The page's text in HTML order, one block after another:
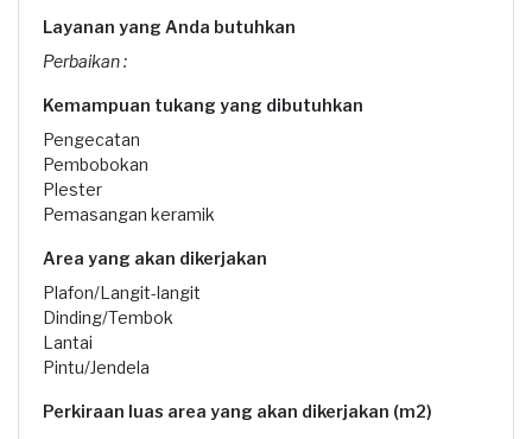
Layanan yang Anda butuhkan
Perbaikan :
Kemampuan tukang yang dibutuhkan
Pengecatan
Pembobokan
Plester
Pemasangan keramik
Area yang akan dikerjakan
Plafon/Langit-langit
Dinding/Tembok
Lantai
Pintu/Jendela
Perkiraan luas area yang akan dikerjakan (m2)